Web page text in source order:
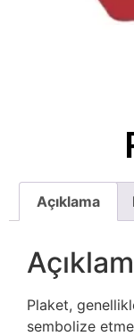
Açıklama
Plaket,
sembolize